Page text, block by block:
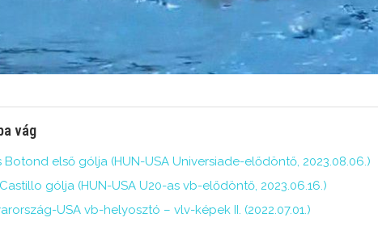
vág
Botond első gólja (HUN-USA Universiade-elődöntő, 2023.08.06.)
gólja (HUN-USA U20-as vb-elődöntő, 2023.06.16.)
USA vb-helyosztó – vlv-képek II. (2022.07.01.)